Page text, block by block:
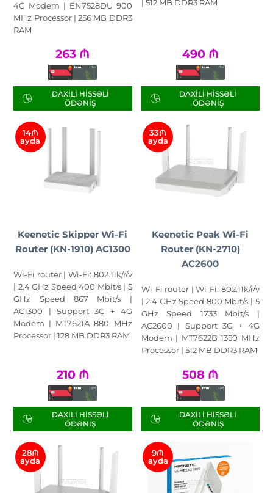
4G Modem | EN7528DU 900
MHz Processor | 256 MB DDR3
RAM
263 ₼
DAXILI HISSƏLI
ÖDƏNIŞ
| 512 MB DDR3 RAM
490 ₼
DAXILI HISSƏLI
ÖDƏNIŞ
14₼
ayda
Keenetic Skipper Wi-Fi
Router (KN-1910) AC1300
Wi-Fi router | Wi-Fi: 802.11k/r/v
| 2.4 GHz Speed 400 Mbit/s | 5
GHz Speed 867 Mbit/s |
AC1300 | Support 3G + 4G
Modem | MT7621A 880 MHz
Processor | 128 MB DDR3 RAM
210 ₼
DAXILI HISSƏLI
ÖDƏNIŞ
33₼
ayda
Keenetic Peak Wi-Fi
Router (KN-2710)
AC2600
Wi-Fi router | Wi-Fi: 802.11k/r/v
| 2.4 GHz Speed 800 Mbit/s | 5
GHz Speed 1733 Mbit/s |
AC2600 | Support 3G + 4G
Modem | MT7622B 1350 MHz
Processor | 512 MB DDR3 RAM
508 ₼
DAXILI HISSƏLI
ÖDƏNIŞ
28₼
ayda
9₼
ayda